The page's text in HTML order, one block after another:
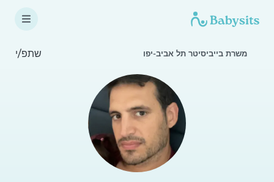
משרת בייביסיטר תל אביב-יפו שתפ/י